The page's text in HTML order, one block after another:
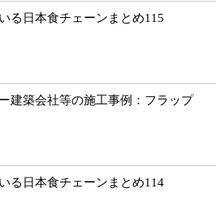
る日本食チェーンまとめ115
建築会社等の施工事例：フラップ
る日本食チェーンまとめ114